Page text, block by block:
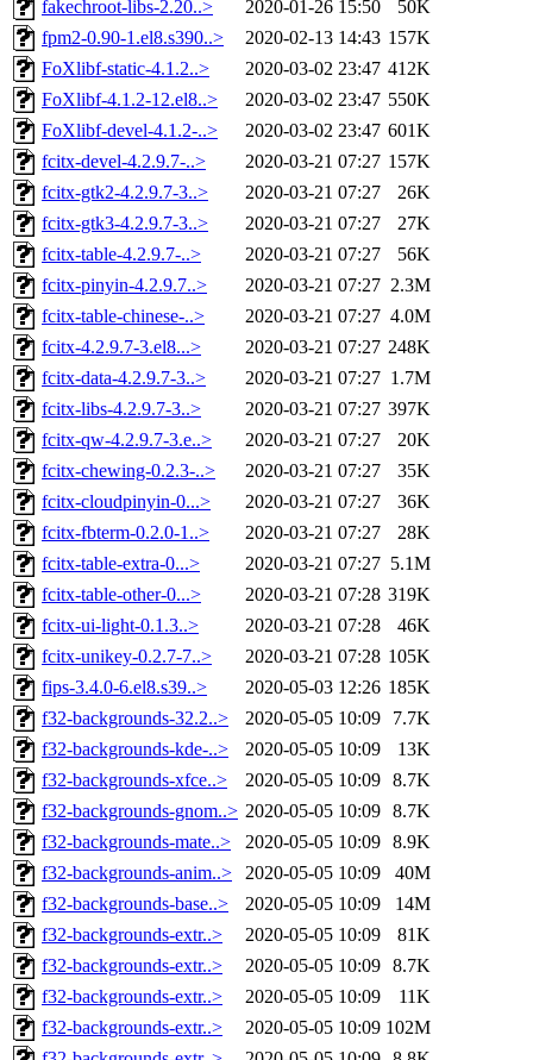
fakechroot-libs-2.20..>
2020-01-26 15:50
50K
fpm2-0.90-1.el8.s390..>
2020-02-13 14:43 157K
FoXlibf-static-4.1.2..>
2020-03-02 23:47 412K
FoXlibf-4.1.2-12.el8..>
2020-03-02 23:47 550K
FoXlibf-devel-4.1.2-..>
2020-03-02 23:47 601K
fcitx-devel-4.2.9.7-..>
2020-03-21 07:27 157K
fcitx-gtk2-4.2.9.7-3..>
2020-03-21 07:27
26K
fcitx-gtk3-4.2.9.7-3..>
2020-03-21 07:27
27K
fcitx-table-4.2.9.7-..>
2020-03-21 07:27
56K
fcitx-pinyin-4.2.9.7..>
2020-03-21 07:27 2.3M
fcitx-table-chinese-..>
2020-03-21 07:27 4.0M
fcitx-4.2.9.7-3.el8...>
2020-03-21 07:27 248K
fcitx-data-4.2.9.7-3..>
2020-03-21 07:27 1.7M
fcitx-libs-4.2.9.7-3..>
2020-03-21 07:27 397K
fcitx-qw-4.2.9.7-3.e..>
2020-03-21 07:27
20K
fcitx-chewing-0.2.3-..>
2020-03-21 07:27
35K
fcitx-cloudpinyin-0...>
2020-03-21 07:27
36K
fcitx-fbterm-0.2.0-1..>
2020-03-21 07:27
28K
fcitx-table-extra-0...>
2020-03-21 07:27 5.1M
fcitx-table-other-0...>
2020-03-21 07:28 319K
fcitx-ui-light-0.1.3..>
2020-03-21 07:28
46K
fcitx-unikey-0.2.7-7..>
2020-03-21 07:28 105K
fips-3.4.0-6.el8.s39..>
2020-05-03 12:26 185K
f32-backgrounds-32.2..>
2020-05-05 10:09
7.7K
f32-backgrounds-kde-..>
2020-05-05 10:09
13K
f32-backgrounds-xfce..>
2020-05-05 10:09 8.7K
f32-backgrounds-gnom..> 2020-05-05 10:09 8.7K
f32-backgrounds-mate..>
2020-05-05 10:09 8.9K
f32-backgrounds-anim..>
2020-05-05 10:09
40M
f32-backgrounds-base..>
2020-05-05 10:09
14M
f32-backgrounds-extr..>
2020-05-05 10:09
81K
f32-backgrounds-extr..>
2020-05-05 10:09 8.7K
f32-backgrounds-extr..>
2020-05-05 10:09
11K
f32-backgrounds-extr..>
2020-05-05 10:09 102M